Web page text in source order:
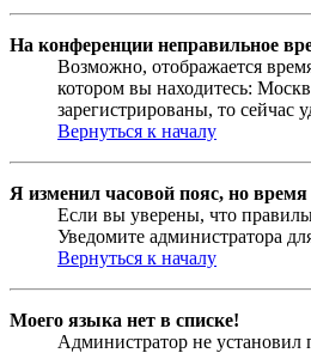
На конференции неправильное
Возможно, отображается
котором вы находитесь:
зарегистрированы, то сейчас
Вернуться к началу
Я изменил часовой пояс, но
Если вы уверены, что
Уведомите администратора
Вернуться к началу
Моего языка нет в списке!
Администратор не установил